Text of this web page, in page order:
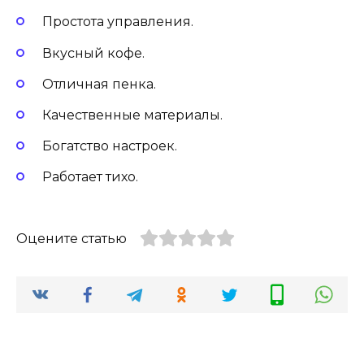
Простота управления.
Вкусный кофе.
Отличная пенка.
Качественные материалы.
Богатство настроек.
Работает тихо.
Оцените статью